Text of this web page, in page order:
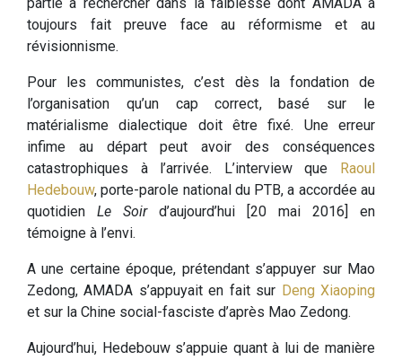
partie à rechercher dans la faiblesse dont AMADA a
toujours fait preuve face au réformisme et au
révisionnisme.
Pour les communistes, c’est dès la fondation de
l’organisation qu’un cap correct, basé sur le
matérialisme dialectique doit être fixé. Une erreur
infime au départ peut avoir des conséquences
catastrophiques à l’arrivée. L’interview que
Raoul
Hedebouw, porte-parole national du PTB, a accordée au
quotidien Le Soird’aujourd’hui [20 mai 2016] en
témoigne à l’envi.
A une certaine époque, prétendant s’appuyer sur Mao
Zedong, AMADA s’appuyait en fait sur Deng Xiaoping
et sur la Chine social-fasciste d’après Mao Zedong.
Aujourd’hui, Hedebouw s’appuie quant à lui de manière